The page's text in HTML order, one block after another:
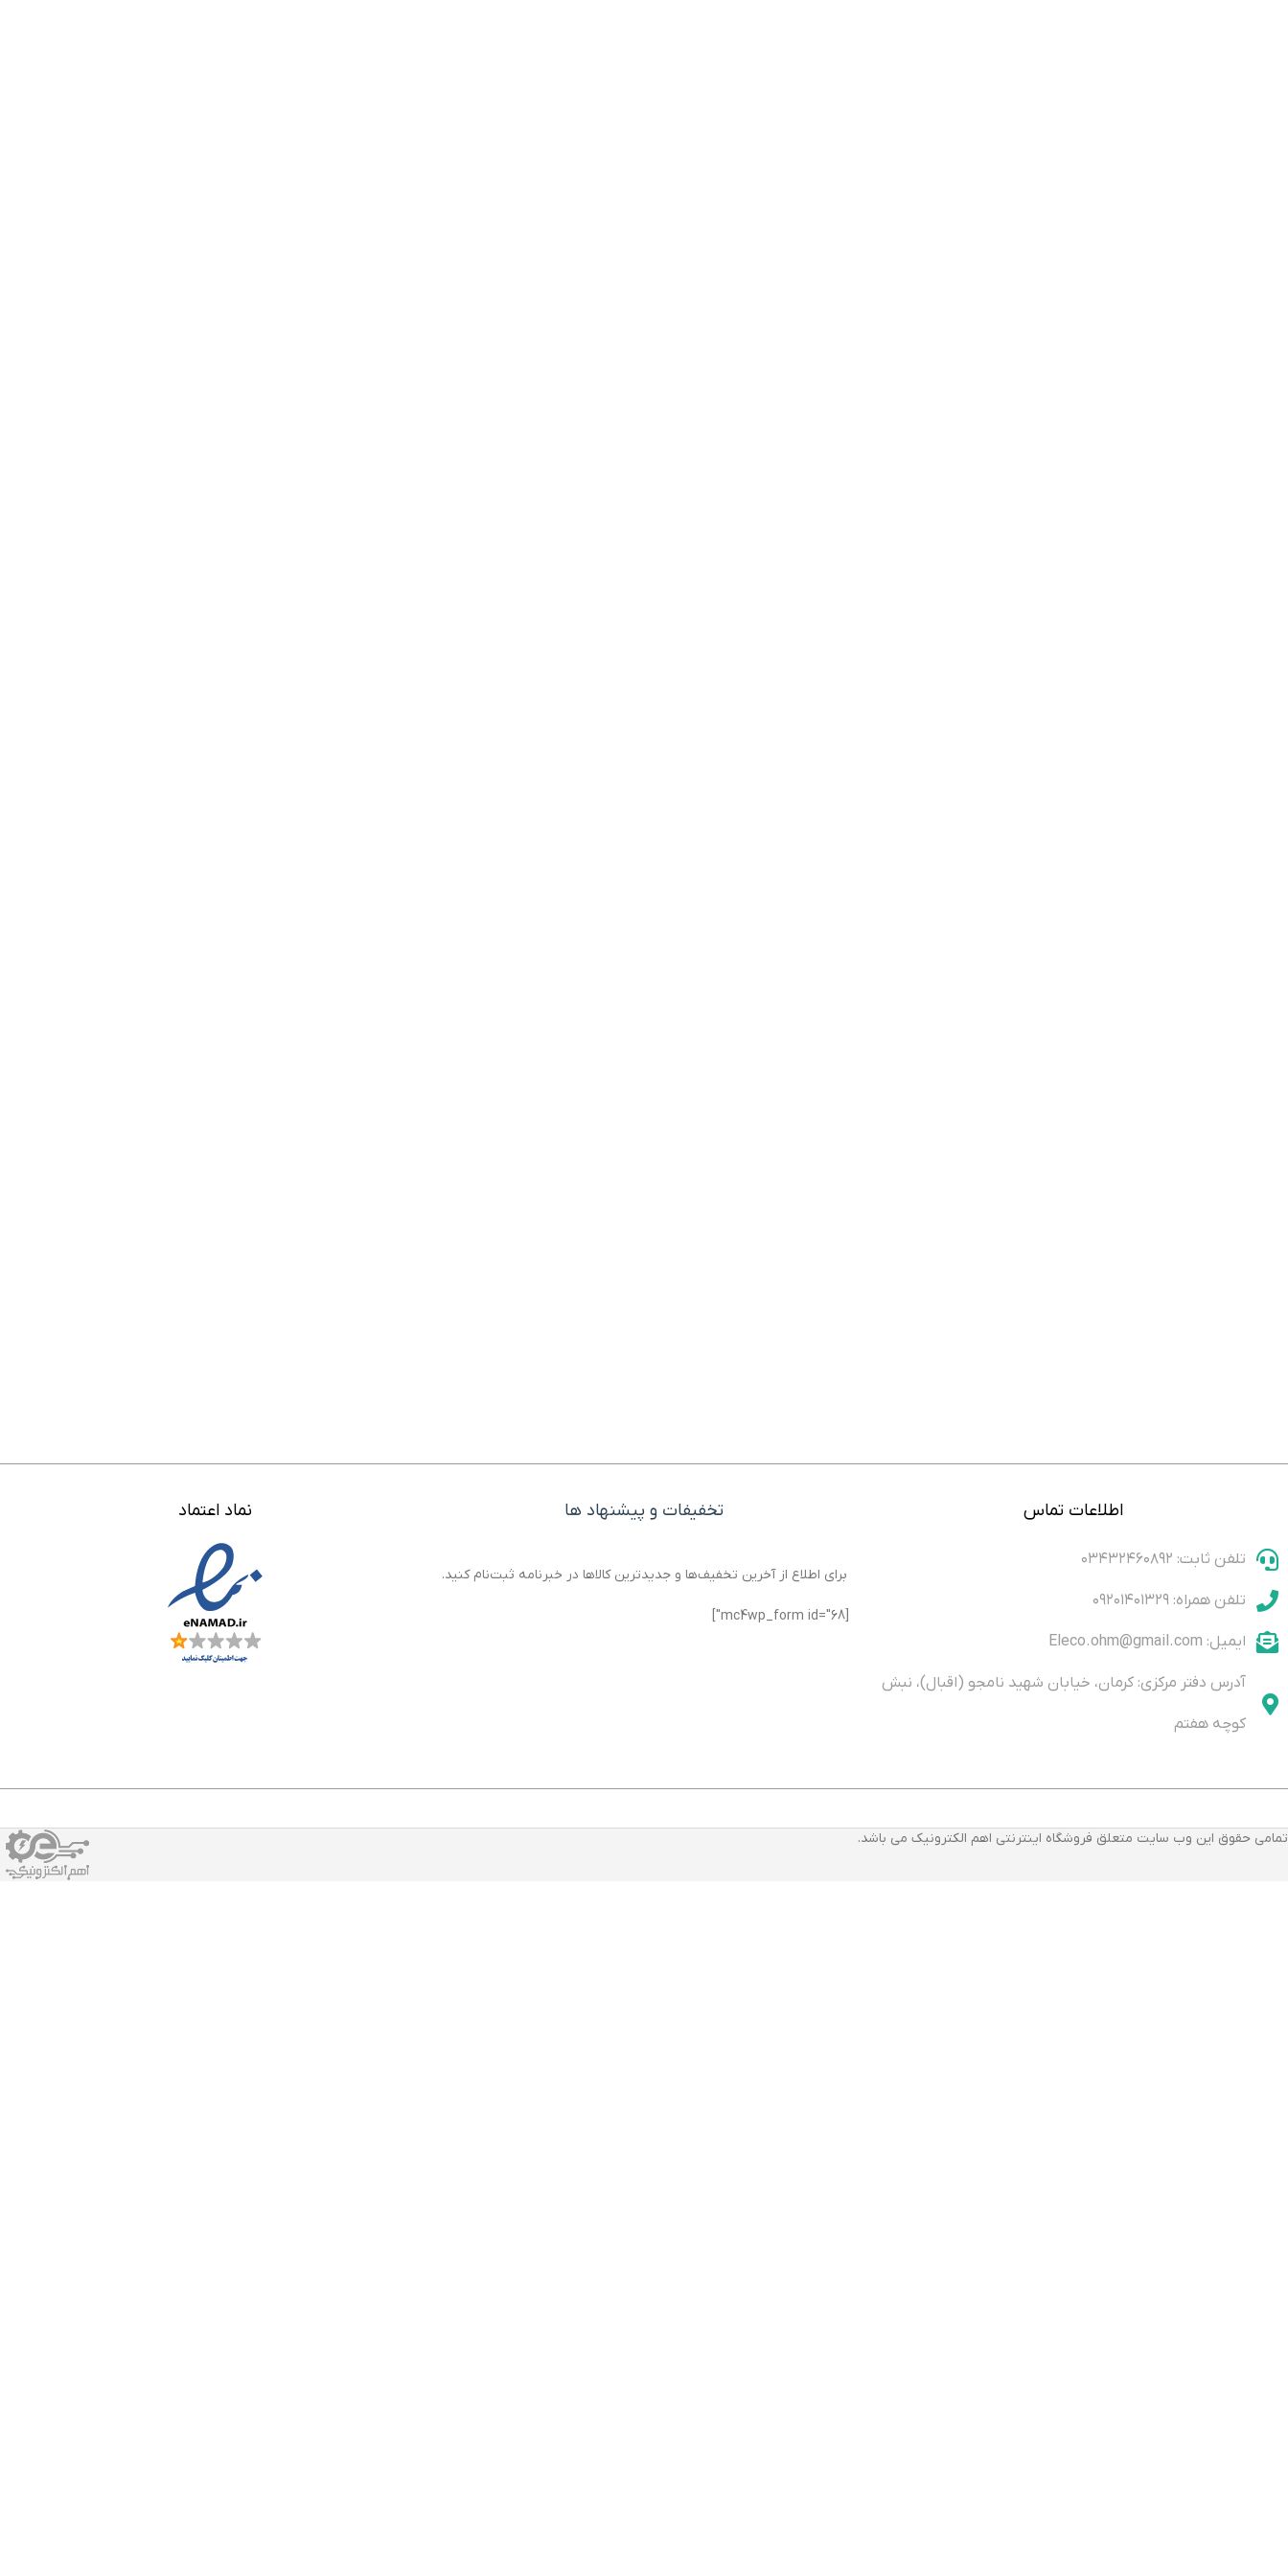
اطلاعات تماس
تلفن ثابت: ۰۳۴۳۲۴۶۰۸۹۲
تلفن همراه: ۰۹۲۰۱۴۰۱۳۲۹
ایمیل: Eleco.ohm@gmail.com
آدرس دفتر مرکزی: کرمان، خیابان شهید نامجو (اقبال)، نبش
کوچه هفتم
تخفیفات و پیشنهاد ها
برای اطلاع از آخرین تخفیف‌ها و جدیدترین کالاها در خبرنامه ثبت‌نام کنید.
[mc4wp_form id="68"]
نماد اعتماد
تمامی حقوق این وب سایت متعلق فروشگاه اینترنتی اهم الکترونیک می باشد.